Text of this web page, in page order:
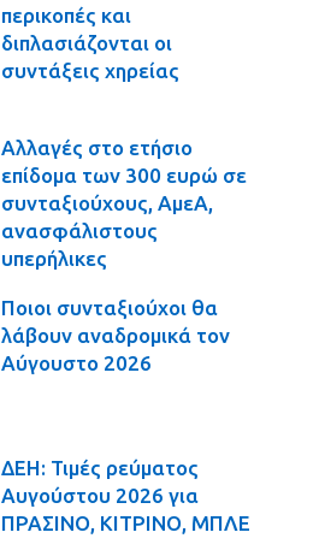
περικοπές και
διπλασιάζονται οι
συντάξεις χηρείας
Αλλαγές στο ετήσιο
επίδομα των 300 ευρώ σε
συνταξιούχους, ΑμεΑ,
ανασφάλιστους
υπερήλικες
Ποιοι συνταξιούχοι θα
λάβουν αναδρομικά τον
Αύγουστο 2026
ΔΕΗ: Τιμές ρεύματος
Αυγούστου 2026 για
ΠΡΑΣΙΝΟ, ΚΙΤΡΙΝΟ, ΜΠΛΕ